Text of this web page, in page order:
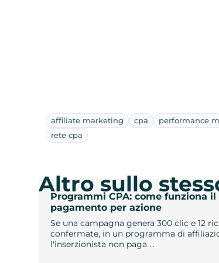
affiliate marketing cpa
performance
rete cpa
Programmi CPA: come funziona il
pagamento per azione
Se una campagna genera 300 clic e 12
confermate, in un programma di
l'inserzionista non paga …
Altro sullo